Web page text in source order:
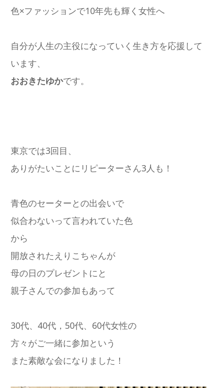
色×ファッションで10年先も輝く女性へ
自分が人生の主役になっていく生き方を応援して
います、
おおきたゆかです。
東京では3回目、
ありがたいことにリピーターさん3人も！
青色のセーターとの出会いで
似合わないって言われていた色
から
開放されたえりこちゃんが
母の日のプレゼントにと
親子さんでの参加もあって
30代、40代，50代、60代女性の
方々がご一緒に参加という
また素敵な会になりました！